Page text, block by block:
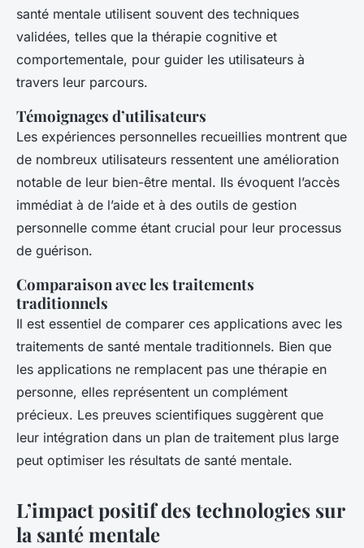
santé mentale utilisent souvent des techniques
validées, telles que la thérapie cognitive et
comportementale, pour guider les utilisateurs à
travers leur parcours.
Témoignages d’utilisateurs
Les expériences personnelles recueillies montrent que
de nombreux utilisateurs ressentent une amélioration
notable de leur bien-être mental. Ils évoquent l’accès
immédiat à de l’aide et à des outils de gestion
personnelle comme étant crucial pour leur processus
de guérison.
Comparaison avec les traitements
traditionnels
Il est essentiel de comparer ces applications avec les
traitements de santé mentale traditionnels. Bien que
les applications ne remplacent pas une thérapie en
personne, elles représentent un complément
précieux. Les preuves scientifiques suggèrent que
leur intégration dans un plan de traitement plus large
peut optimiser les résultats de santé mentale.
L’impact positif des technologies sur
la santé mentale